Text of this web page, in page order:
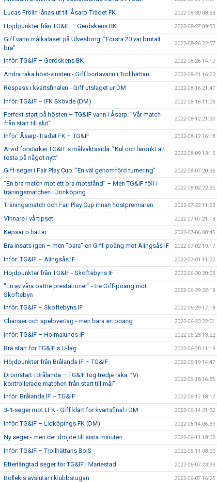
Lucas Frölin lånas ut till Åsarp-Trädet FK 2022-08-30 08:33
Höjdpunkter från TG&IF – Gerdskens BK 2022-08-27 09:53
Giff vann målkalaset på Ulvesborg: ”Första 20 var brutalt
bra”
2022-08-26 22:57
Inför: TG&IF – Gerdskens BK 2022-08-26 14:10
Andra raka höst-vinsten - Giff bortavann i Trollhättan 2022-08-21 16:23
Respass i kvartsfinalen - Giff utslaget ur DM 2022-08-16 21:47
Inför: TG&IF – IFK Skövde (DM) 2022-08-16 11:08
Perfekt start på hösten – TG&IF vann i Åsarp: ”Vår match
från start till slut”
2022-08-12 21:30
Inför: Åsarp-Trädet FK – TG&IF 2022-08-12 16:18
Arvid förstärker TG&IF:s målvaktssida: ”Kul och lärorikt att
testa på något nytt”
2022-08-09 13:15
Giff-seger i Fair Play Cup: ”En väl genomförd turnering” 2022-08-07 20:36
”En bra match mot ett bra motstånd” – Men TG&IF föll i
träningsmatchen i Jönköping
2022-08-02 22:30
Träningsmatch och Fair Play Cup innan höstpremiären 2022-07-22 11:23
Vinnare i vårtipset 2022-07-07 21:13
Kepsar o hattar 2022-07-06 08:45
Bra insats igen – men ”bara” en Giff-poäng mot Alingsås IF 2022-07-02 19:17
Inför: TG&IF – Alingsås IF 2022-07-01 11:22
Höjdpunkter från TG&IF - Skoftebyns IF 2022-06-30 20:09
"En av våra bättre prestationer" - tre Giff-poäng mot
Skoftebyn
2022-06-29 22:19
Inför: TG&IF – Skoftebyns IF 2022-06-29 17:18
Chanser och spelövertag - men bara en poäng 2022-06-23 22:01
Inför: TG&IF – Holmalunds IF 2022-06-23 13:22
Bra start för TG&IF:s U-lag 2022-06-20 11:19
Höjdpunkter från Brålanda IF – TG&IF 2022-06-19 14:47
Drömstart i Brålanda – TG&IF tog tredje raka: ”Vi
kontrollerade matchen från start till mål”
2022-06-18 16:55
Inför: Brålanda IF – TG&IF 2022-06-17 18:17
3-1-seger mot LFK - Giff klart för kvartsfinal i DM 2022-06-14 21:32
Inför: TG&IF – Lidköpings FK (DM) 2022-06-14 06:39
Ny seger - men det dröjde till sista minuten 2022-06-11 18:02
Inför: TG&IF – Trollhättans BoIS 2022-06-11 08:00
Efterlängtad seger för TG&IF i Mariestad 2022-06-07 23:39
Bollekis avslutar i klubbstugan 2022-06-07 16:25